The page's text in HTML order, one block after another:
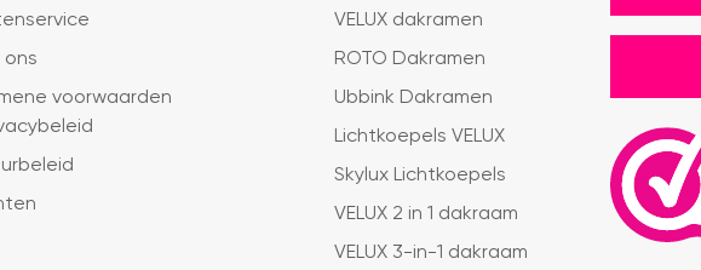
ons
voorwaarden
VELUX dakramen
ROTO Dakramen
Ubbink Dakramen
Lichtkoepels VELUX
Skylux Lichtkoepels
VELUX 2 in 1 dakraam
VELUX 3-in-1 dakraam